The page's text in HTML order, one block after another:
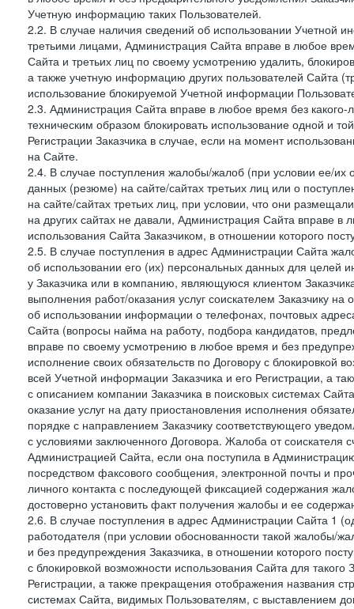
Учетную информацию таких Пользователей.
2.2. В случае наличия сведений об использовании Учетной
третьими лицами, Администрация Сайта вправе в любое
Сайта и третьих лиц по своему усмотрению удалить,
а также учетную информацию других пользователей Сайта
использование блокируемой Учетной информации
2.3. Администрация Сайта вправе в любое время без
техническим образом блокировать использование одной и
Регистрации Заказчика в случае, если на момент
на Сайте.
2.4. В случае поступления жалобы/жалоб (при условии ее/их
данных (резюме) на сайте/сайтах третьих лиц или о
на сайте/сайтах третьих лиц, при условии, что они
на других сайтах не давали, Администрация Сайта вправе в
использования Сайта Заказчиком, в отношении которого
2.5. В случае поступления в адрес Администрации Сайта
об использовании его (их) персональных данных для целей
у Заказчика или в компанию, являющуюся клиентом
выполнения работ/оказания услуг соискателем Заказчику
об использовании информации о телефонах, почтовых
Сайта (вопросы найма на работу, подбора кандидатов,
вправе по своему усмотрению в любое время и без
исполнение своих обязательств по Договору с блокировкой
всей Учетной информации Заказчика и его Регистрации, а
с описанием компании Заказчика в поисковых системах
оказание услуг на дату приостановления исполнения
порядке с направлением Заказчику соответствующего
с условиями заключенного Договора. Жалоба от
Администрацией Сайта, если она поступила в
посредством факсового сообщения, электронной почты и
личного контакта с последующей фиксацией содержания
достоверно установить факт получения жалобы и ее
2.6. В случае поступления в адрес Администрации Сайта 1
работодателя (при условии обоснованности такой
и без предупреждения Заказчика, в отношении которого
с блокировкой возможности использования Сайта для
Регистрации, а также прекращения отображения названия
системах Сайта, видимых Пользователям, с выставлением